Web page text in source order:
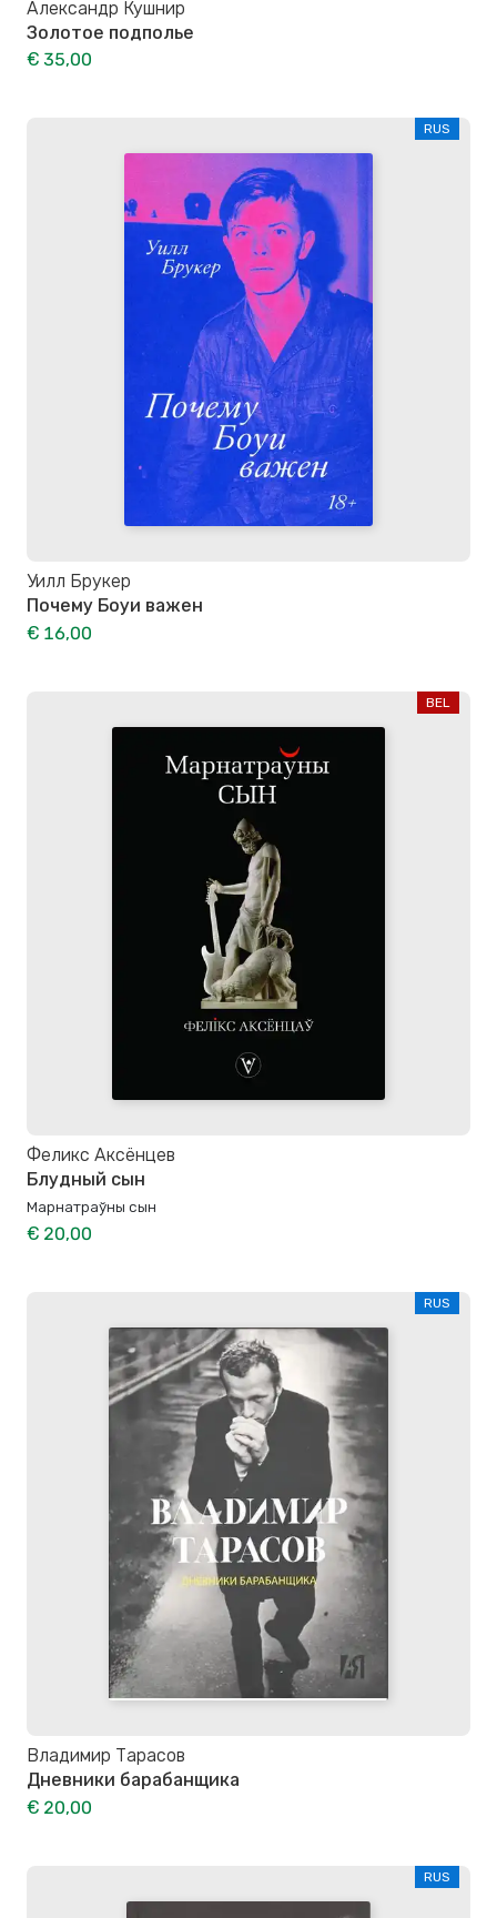
Александр Кушнир
Золотое подполье
€ 35,00
RUS
Уилл Брукер
Почему Боуи важен
€ 16,00
BEL
Феликс Аксёнцев
Блудный сын
Марнатраўны сын
€ 20,00
RUS
Владимир Тарасов
Дневники барабанщика
€ 20,00
RUS